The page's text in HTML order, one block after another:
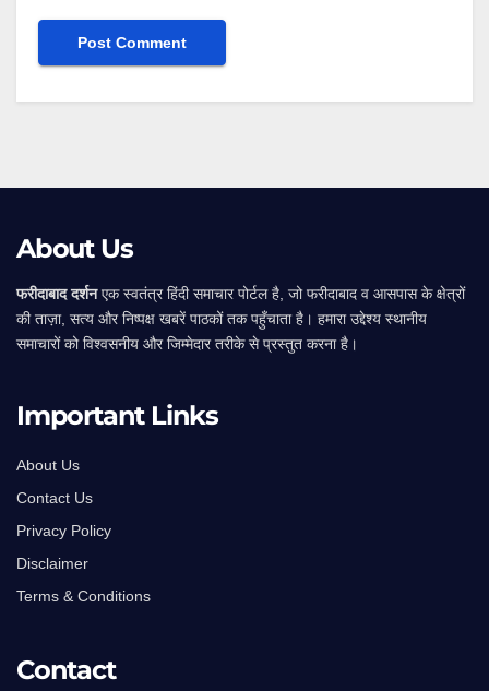
About Us
फरीदाबाद दर्शनएक स्वतंत्र हिंदी समाचार पोर्टल है, जो फरीदाबाद व आसपास के क्षेत्रों
की ताज़ा, सत्य और निष्पक्ष खबरें पाठकों तक पहुँचाता है। हमारा उद्देश्य स्थानीय
समाचारों को विश्वसनीय और जिम्मेदार तरीके से प्रस्तुत करना है।
Important Links
About Us
Contact Us
Privacy Policy
Disclaimer
Terms & Conditions
Contact